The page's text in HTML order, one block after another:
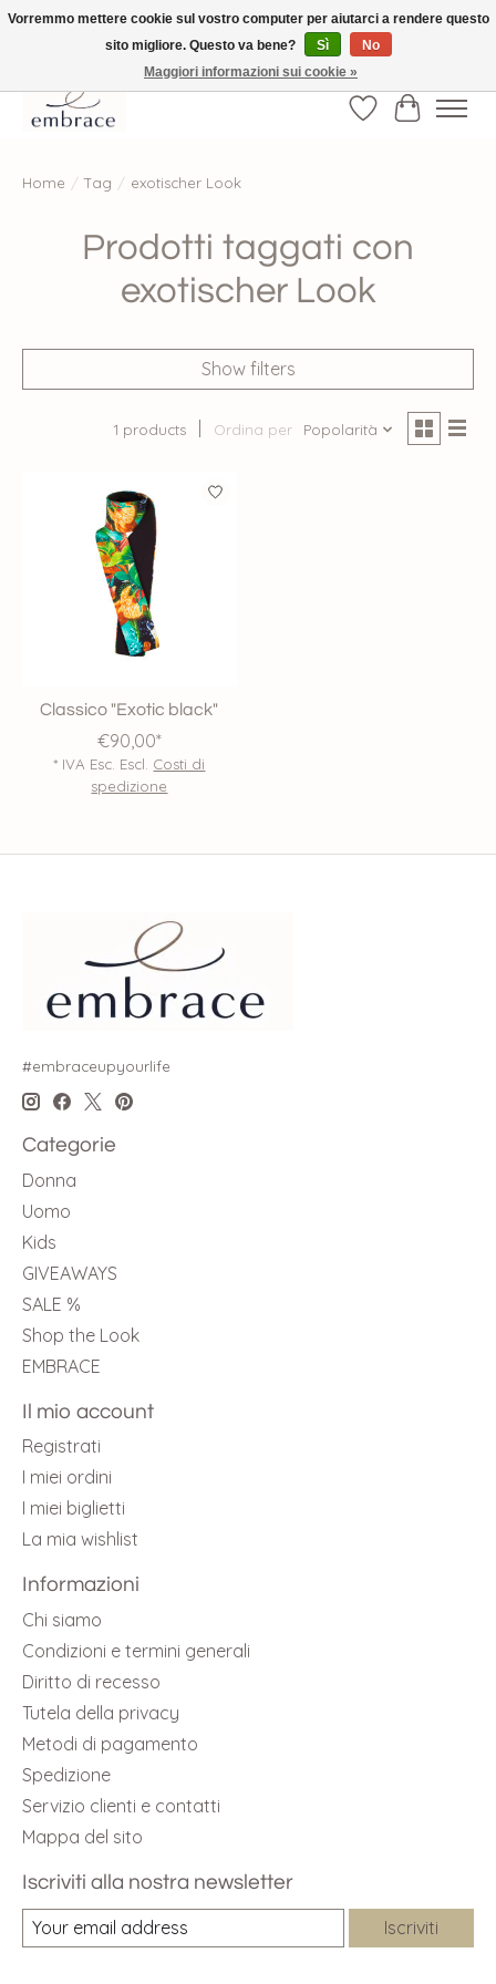
√ Versandkostenfrei ab € 40-, √ Made with Love and Happiness √Exklusiv und
nur hier im Onlineshop √high-quality & long-lasting fashion
Lista deiCarrello
Home / Tag / exotischer Look
Prodotti taggati con
exotischer Look
Show filters
1 products Ordina per Popolarità
Classico "Exotic black"
€90,00*
* IVA Esc. Escl. Costi di
spedizione
#embraceupyourlife
Categorie
Donna
Uomo
Kids
GIVEAWAYS
SALE %
Shop the Look
EMBRACE
Il mio account
Registrati
I miei ordini
I miei biglietti
La mia wishlist
Informazioni
Chi siamo
Condizioni e termini generali
Diritto di recesso
Tutela della privacy
Metodi di pagamento
Spedizione
Servizio clienti e contatti
Mappa del sito
Iscriviti alla nostra newsletter
Iscriviti
Vorremmo mettere cookie sul vostro computer per aiutarci a rendere questo
sito migliore. Questo va bene?
Sì
No
Maggiori informazioni sui cookie »